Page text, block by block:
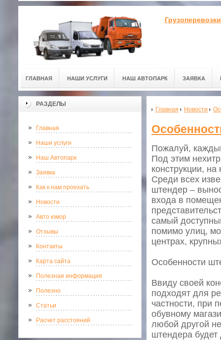
ГЛАВНАЯ НАШИ УСЛУГИ НАШ АВТОПАРК ЗАЯВКА
РАЗДЕЛЫ
Главная
Наши услуги
Наш Автопарк
Заявка
Как к нам проехать
Новости
Авто юмор
Отзывы
Контакты
Карта сайта
Полезная информация
Полезно
Статьи
Расчет расстояний
Главная Новости
Пожалуй,
Под этим
конструкции,
Среди всех
штендер –
входа в
самый
помимо улиц,
центрах,
Особенности
Ввиду своей
подходят для
частности, при
обувному
любой другой
штендера